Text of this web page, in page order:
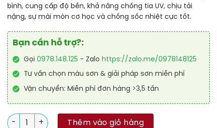
bình, cung cấp độ bền, khả năng chống tia UV, chịu tải
nặng, sự mài mòn cơ học và chống sốc nhiệt cực tốt.
Bạn cần hỗ trợ?:
Gọi 0978.148.125 - Zalo https://zalo.me/0978148125
Tư vấn chọn màu sơn & giải pháp sơn miễn phí
Vận chuyển: Miễn phí đơn hàng >3,5 tấn
Sơn sàn Polyurethane tự san RAL RAFLOOR SHIELD SL 6026
Thêm vào giỏ hàng